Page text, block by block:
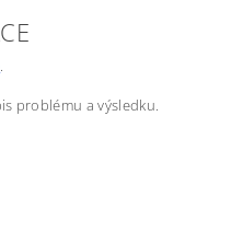
.
problému a výsledku.